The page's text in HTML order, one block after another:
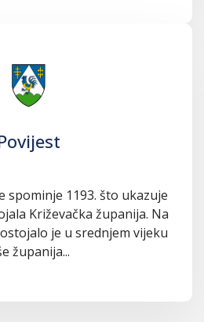
spominje 1193. što ukazuje
Križevačka županija. Na
je u srednjem vijeku
županija...